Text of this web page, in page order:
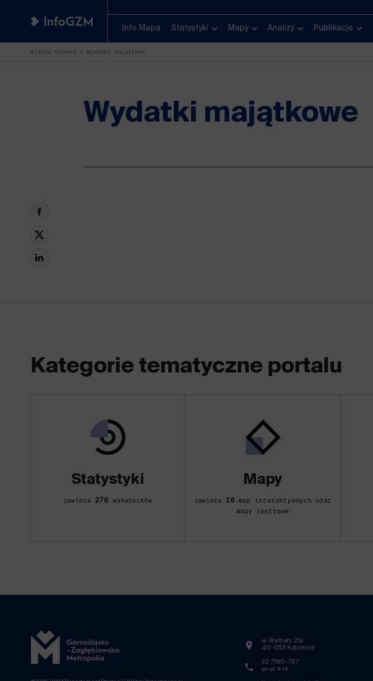
Info Mapa Statystyki Mapy Analizy Publikacje
Strona Główna Wydatki majątkowe
Wydatki majątkowe
Kategorie tematyczne portalu
Statystyki
zawiera 276 wskaźników
Mapy
zawiera 16 map interaktywnych oraz
mapy rastrowe
ul. Barbary 21a
40-053 Katowice
32 7180-767
pn-pt. 8-14